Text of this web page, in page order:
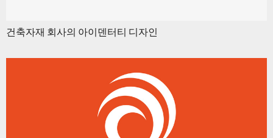
건축자재 회사의 아이덴터티 디자인